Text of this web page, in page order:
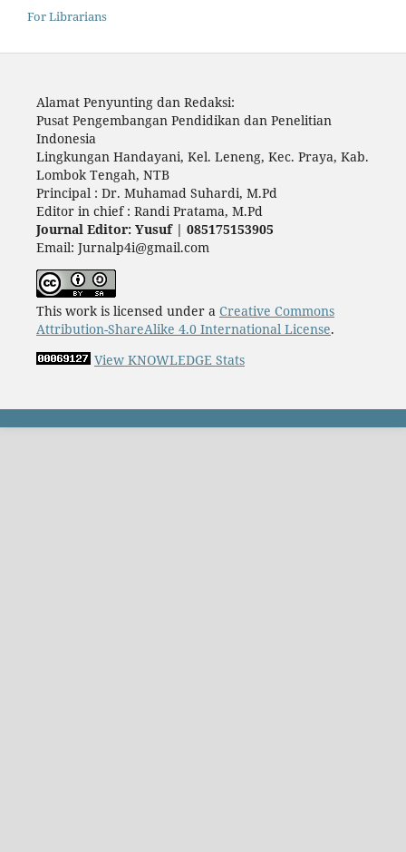
For Librarians
Alamat Penyunting dan Redaksi:
Pusat Pengembangan Pendidikan dan Penelitian
Indonesia
Lingkungan Handayani, Kel. Leneng, Kec. Praya, Kab.
Lombok Tengah, NTB
Principal : Dr. Muhamad Suhardi, M.Pd
Editor in chief : Randi Pratama, M.Pd
Journal Editor: Yusuf | 085175153905
Email: Jurnalp4i@gmail.com
This work is licensed under a Creative Commons
Attribution-ShareAlike 4.0 International License.
View KNOWLEDGE Stats